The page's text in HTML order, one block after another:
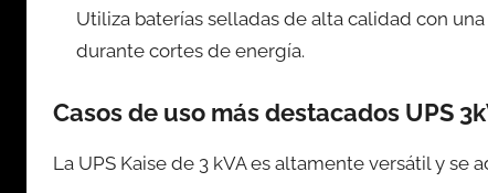
Utiliza baterías selladas de alta calidad con
durante cortes de energía.
Casos de uso más destacados UPS
La UPS Kaise de 3 kVA es altamente versátil y